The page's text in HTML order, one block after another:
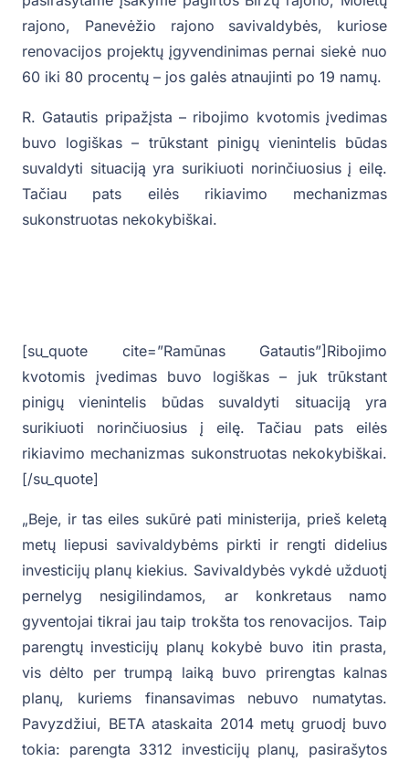
rajono, Panevėžio rajono savivaldybės, kuriose
renovacijos projektų įgyvendinimas pernai siekė nuo
60 iki 80 procentų – jos galės atnaujinti po 19 namų.
R. Gatautis pripažįsta – ribojimo kvotomis įvedimas
buvo logiškas – trūkstant pinigų vienintelis būdas
suvaldyti situaciją yra surikiuoti norinčiuosius į eilę.
Tačiau pats eilės rikiavimo mechanizmas
sukonstruotas nekokybiškai.
[su_quote cite=”Ramūnas Gatautis”]Ribojimo
kvotomis įvedimas buvo logiškas – juk trūkstant
pinigų vienintelis būdas suvaldyti situaciją yra
surikiuoti norinčiuosius į eilę. Tačiau pats eilės
rikiavimo mechanizmas sukonstruotas nekokybiškai.
[/su_quote]
„Beje, ir tas eiles sukūrė pati ministerija, prieš keletą
metų liepusi savivaldybėms pirkti ir rengti didelius
investicijų planų kiekius. Savivaldybės vykdė užduotį
pernelyg nesigilindamos, ar konkretaus namo
gyventojai tikrai jau taip trokšta tos renovacijos. Taip
parengtų investicijų planų kokybė buvo itin prasta,
vis dėlto per trumpą laiką buvo prirengtas kalnas
planų, kuriems finansavimas nebuvo numatytas.
Pavyzdžiui, BETA ataskaita 2014 metų gruodį buvo
tokia: parengta 3312 investicijų planų, pasirašytos